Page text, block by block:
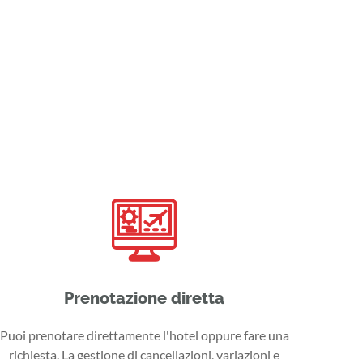
Prenotazione diretta
Puoi prenotare direttamente l'hotel oppure fare una
richiesta. La gestione di cancellazioni, variazioni e